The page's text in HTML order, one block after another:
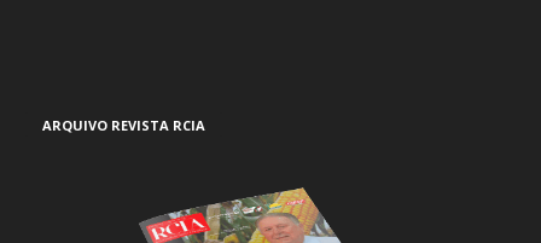
ARQUIVO REVISTA RCIA